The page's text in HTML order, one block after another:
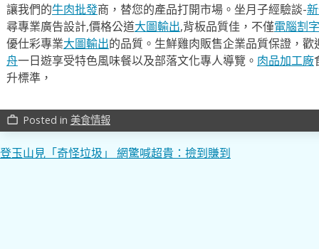
讓我們的牛肉批發商，替您的產品打開市場。坐月子經驗談-
尋專業廣告設計,價格公道大圖輸出,背板品質佳，不僅電腦割字
優仕彩專業大圖輸出的品質。生鮮雞肉販售企業品質保證，歡
舟一日遊享受特色風味餐以及部落文化專人導覽。 肉品加工廠
升標準，
work_outline Posted in 美食情報
文
登玉山見「奇怪垃圾」 網驚喊超貴：撿到賺到